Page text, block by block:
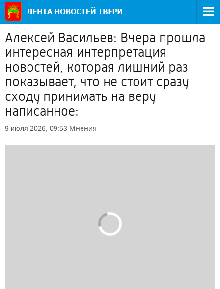
Алексей Васильев: Вчера прошла
интересная интерпретация
новостей, которая лишний раз
показывает, что не стоит сразу
сходу принимать на веру
написанное:
9 июля 2026, 09:53 Мнения